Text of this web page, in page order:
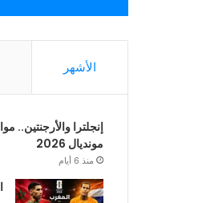
الأشهر
إنجلترا والأرجنتين..
مونديال 2026
منذ 6 أيام